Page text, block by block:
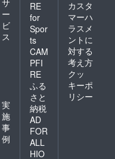
サ
ー
ビ
ス
実
施
事
例
RE
for
Spor
ts
CAM
PFI
RE
ふる
さと
納税
AD
FOR
ALL
HIO
カスタ
マーハ
ラスメ
ントに
対する
考え方
クッ
キーポ
リシー